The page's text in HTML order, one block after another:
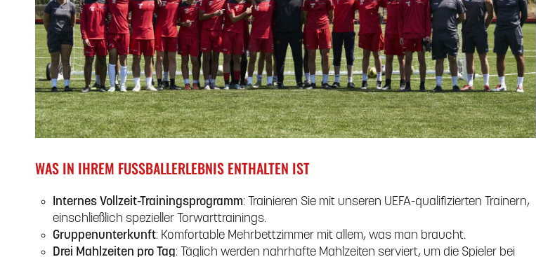
WAS IN IHREM FUSSBALLERLEBNIS ENTHALTEN IST
Internes Vollzeit-Trainingsprogramm: Trainieren Sie mit unseren UEFA-qualifizierten Trainern,
einschließlich spezieller Torwarttrainings.
Gruppenunterkunft: Komfortable Mehrbettzimmer mit allem, was man braucht.
Drei Mahlzeiten pro Tag: Täglich werden nahrhafte Mahlzeiten serviert, um die Spieler bei